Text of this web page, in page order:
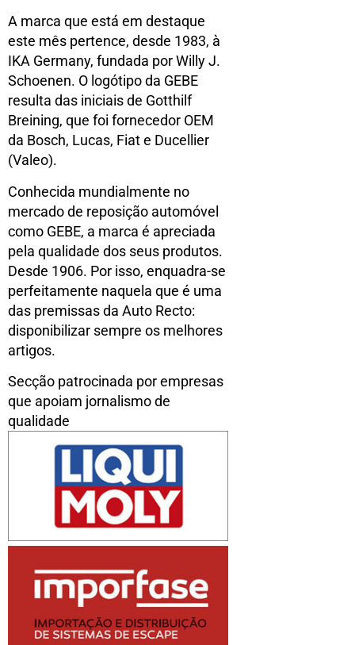
A marca que está em destaque
este mês pertence, desde 1983, à
IKA Germany, fundada por Willy J.
Schoenen. O logótipo da GEBE
resulta das iniciais de Gotthilf
Breining, que foi fornecedor OEM
da Bosch, Lucas, Fiat e Ducellier
(Valeo).
Conhecida mundialmente no
mercado de reposição automóvel
como GEBE, a marca é apreciada
pela qualidade dos seus produtos.
Desde 1906. Por isso, enquadra-se
perfeitamente naquela que é uma
das premissas da Auto Recto:
disponibilizar sempre os melhores
artigos.
Secção patrocinada por empresas
que apoiam jornalismo de
qualidade